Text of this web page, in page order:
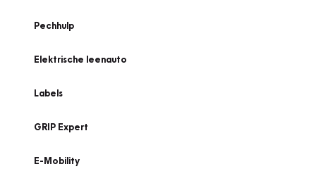
Pechhulp
Elektrische leenauto
Labels
GRIP Expert
E-Mobility